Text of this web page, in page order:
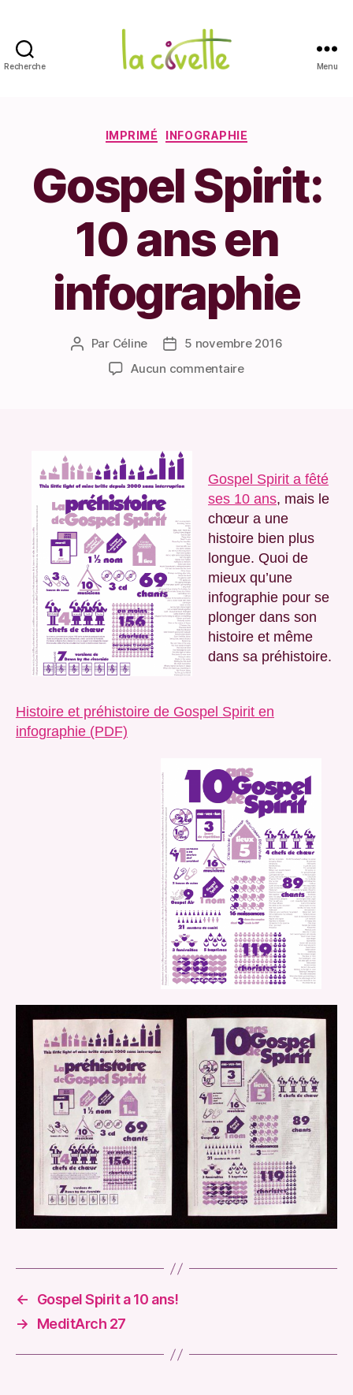
Recherche Menu
Catégories
IMPRIMÉ INFOGRAPHIE
Gospel Spirit:
10 ans en
infographie
Auteur
l’article
Par Céline
Date5 novembre 2016
Aucun commentairesur
infographie
Gospel Spirit a fêté
ses 10 ans, mais le
chœur a une
histoire bien plus
longue. Quoi de
mieux qu’une
infographie pour se
plonger dans son
histoire et même
dans sa préhistoire.
Histoire et préhistoire de Gospel Spirit en
infographie (PDF)
←
Gospel Spirit a 10 ans!
→
MeditArch 27